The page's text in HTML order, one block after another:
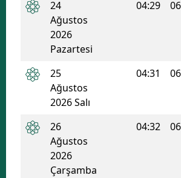
24
Ağustos
2026
Pazartesi
04:29
25
Ağustos
2026 Salı
04:31
26
Ağustos
2026
Çarşamba
04:32